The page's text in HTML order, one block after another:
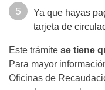
Ya que hayas
tarjeta de
Este trámite se tiene
Para mayor
Oficinas de